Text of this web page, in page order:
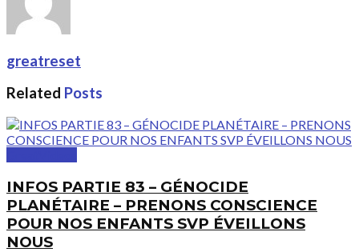
greatreset
Related Posts
INFOS PARTIE 83 – GÉNOCIDE
PLANÉTAIRE – PRENONS CONSCIENCE
POUR NOS ENFANTS SVP ÉVEILLONS
NOUS